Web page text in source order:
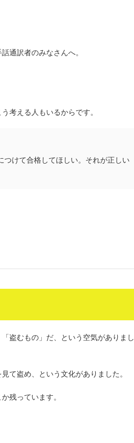
通訳者のみなさんへ。
考える人もいるからです。
つけて合格してほしい。それが正しい
盗むもの」だ、という空気がありまし
て盗め、という文化がありました。
残っています。